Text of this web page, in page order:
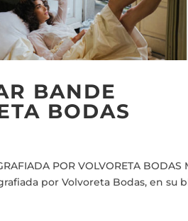
BANDE
BODAS
POR VOLVORETA BODAS
por Volvoreta Bodas, en su